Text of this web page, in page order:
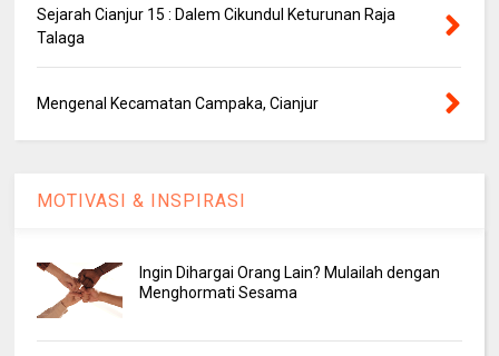
Sejarah Cianjur 15 : Dalem Cikundul Keturunan Raja
Talaga
Mengenal Kecamatan Campaka, Cianjur
MOTIVASI & INSPIRASI
Ingin Dihargai Orang Lain? Mulailah dengan
Menghormati Sesama